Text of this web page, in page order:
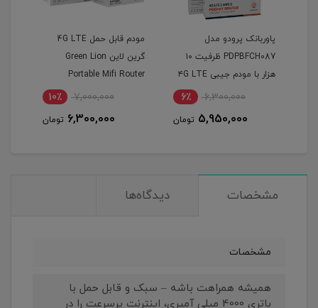
پاوربانک پرودو مدل
PDPBFCH087 ظرفیت ۱۰
هزار با مودم جیبی ۴G LTE
6,300,000 6٪
5,950,000 تومان
مودم قابل حمل 4G LTE
گرین لاین Green Lion
Portable Mifi Router
7,000,000 10٪
6,300,000 تومان
مشخصات دیدگاه‌ها
مشخصات
همیشه همراهت باشه – سبک و قابل حمل با
باتری 4000 میلی آمپری، اینترنت پرسرعت را در